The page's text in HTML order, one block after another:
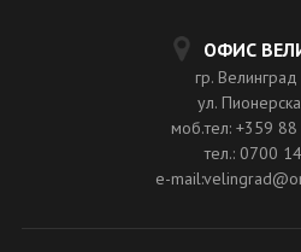
ОФИС
гр.
ул.
моб.тел: +359
тел.: 0700
e-